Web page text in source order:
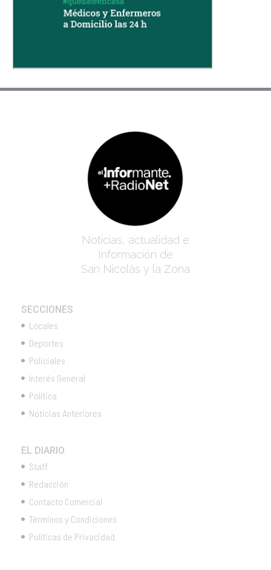
Noticias, actualidad e
Información de
San Nicolás y la Zona
SECCIONES
Locales
Deportes
Policiales
Interés General
Política
Noticias Anteriores
EL DIARIO
Staff
Redacción
Contacto Comercial
Términos y Condiciones
Políticas de Privacidad